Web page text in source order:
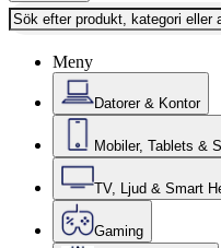
Meny
Datorer & Kontor
Mobiler, Tablets &
TV, Ljud & Smart
Gaming